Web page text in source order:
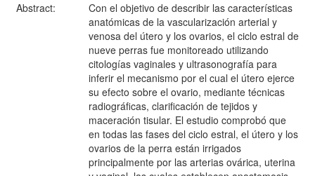
Abstract:
Con el objetivo de describir las características
anatómicas de la vascularización arterial y
venosa del útero y los ovarios, el ciclo estral de
nueve perras fue monitoreado utilizando
citologías vaginales y ultrasonografía para
inferir el mecanismo por el cual el útero ejerce
su efecto sobre el ovario, mediante técnicas
radiográficas, clarificación de tejidos y
maceración tisular. El estudio comprobó que
en todas las fases del ciclo estral, el útero y los
ovarios de la perra están irrigados
principalmente por las arterias ovárica, uterina